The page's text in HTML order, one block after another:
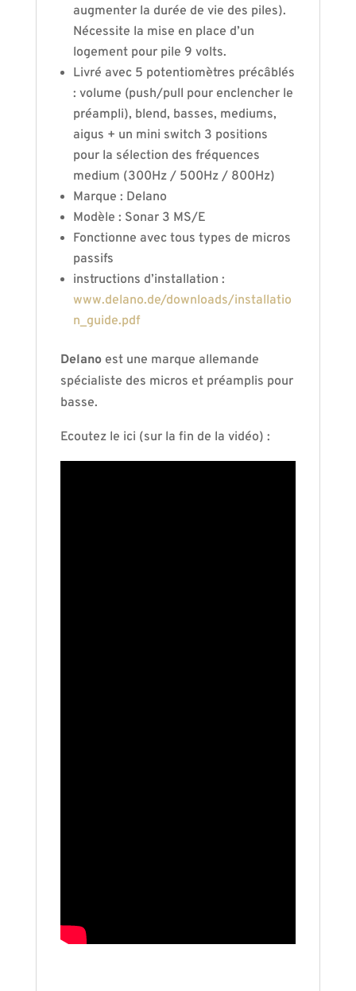
augmenter la durée de vie des piles).
Nécessite la mise en place d’un
logement pour pile 9 volts.
Livré avec 5 potentiomètres précâblés
: volume (push/pull pour enclencher le
préampli), blend, basses, mediums,
aigus + un mini switch 3 positions
pour la sélection des fréquences
medium (300Hz / 500Hz / 800Hz)
Marque : Delano
Modèle : Sonar 3 MS/E
Fonctionne avec tous types de micros
passifs
instructions d’installation :
www.delano.de/downloads/installatio
n_guide.pdf
Delanoest une marque allemande
spécialiste des micros et préamplis pour
basse.
Ecoutez le ici (sur la fin de la vidéo) :